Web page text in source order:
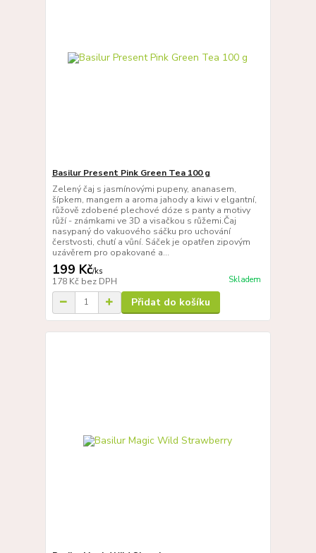
Basilur Present Pink Green Tea 100 g
Zelený čaj s jasmínovými pupeny, ananasem,
šípkem, mangem a aroma jahody a kiwi v elgantní,
růžově zdobené plechové dóze s panty a motivy
růží - známkami ve 3D a visačkou s růžemi.Čaj
nasypaný do vakuového sáčku pro uchování
čerstvosti, chutí a vůní. Sáček je opatřen zipovým
uzávěrem pro opakované a...
199 Kč/ks
178 Kč bez DPH Skladem
Přidat do košíku